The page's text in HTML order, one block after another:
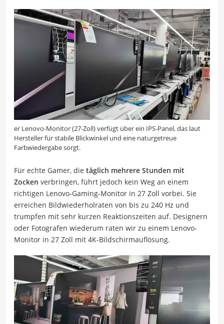
er Lenovo-Monitor (27-Zoll) verfügt über ein IPS-Panel, das laut
Hersteller für stabile Blickwinkel und eine naturgetreue
Farbwiedergabe sorgt.
Für echte Gamer, die täglich mehrere Stunden mit
Zocken verbringen, führt jedoch kein Weg an einem
richtigen Lenovo-Gaming-Monitor in 27 Zoll vorbei. Sie
erreichen Bildwiederholraten von bis zu 240 Hz und
trumpfen mit sehr kurzen Reaktionszeiten auf. Designern
oder Fotografen wiederum raten wir zu einem Lenovo-
Monitor in 27 Zoll mit 4K-Bildschirmauflösung.